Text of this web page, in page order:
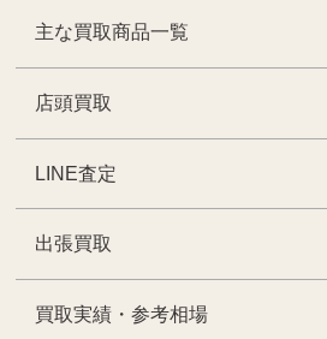
主な買取商品一覧
店頭買取
LINE査定
出張買取
買取実績・参考相場